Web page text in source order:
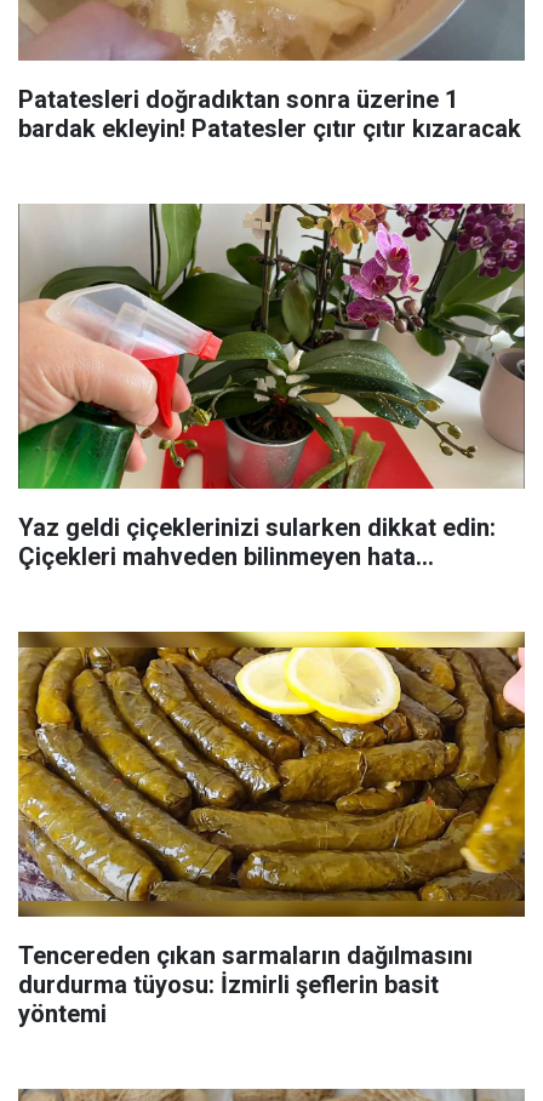
Patatesleri doğradıktan sonra üzerine 1
bardak ekleyin! Patatesler çıtır çıtır kızaracak
Yaz geldi çiçeklerinizi sularken dikkat edin:
Çiçekleri mahveden bilinmeyen hata...
Tencereden çıkan sarmaların dağılmasını
durdurma tüyosu: İzmirli şeflerin basit
yöntemi